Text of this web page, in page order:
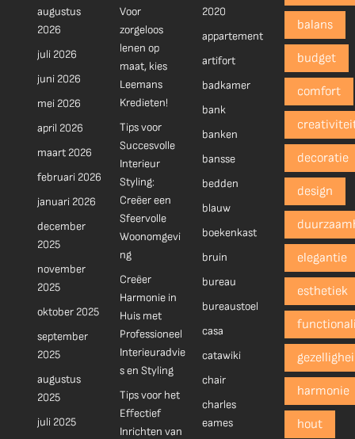
augustus
2026
juli 2026
juni 2026
mei 2026
april 2026
maart 2026
februari 2026
januari 2026
december
2025
november
2025
oktober 2025
september
2025
augustus
2025
juli 2025
Voor
zorgeloos
lenen op
maat, kies
Leemans
Kredieten!
Tips voor
Succesvolle
Interieur
Styling:
Creëer een
Sfeervolle
Woonomgevi
ng
Creëer
Harmonie in
Huis met
Professioneel
Interieuradvie
s en Styling
Tips voor het
Effectief
Inrichten van
2020
appartement
artifort
badkamer
bank
banken
bansse
bedden
blauw
boekenkast
bruin
bureau
bureaustoel
casa
catawiki
chair
charles
eames
balans
budget
comfort
decoratie
design
elegantie
esthetiek
harmonie
hout